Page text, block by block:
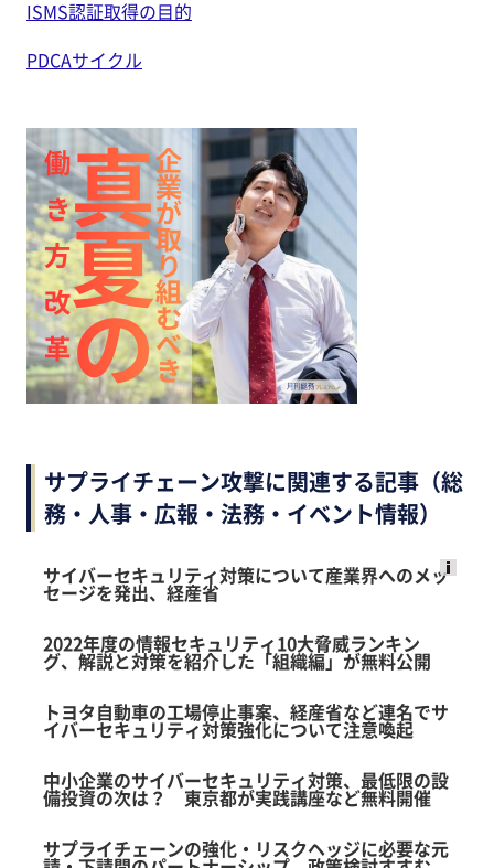
ISMS認証取得の目的
PDCAサイクル
サプライチェーン攻撃に関連する記事（総
務・人事・広報・法務・イベント情報）
サイバーセキュリティ対策について産業界へのメッ
セージを発出、経産省
2022年度の情報セキュリティ10大脅威ランキン
グ、解説と対策を紹介した「組織編」が無料公開
トヨタ自動車の工場停止事案、経産省など連名でサ
イバーセキュリティ対策強化について注意喚起
中小企業のサイバーセキュリティ対策、最低限の設
備投資の次は？ 東京都が実践講座など無料開催
サプライチェーンの強化・リスクヘッジに必要な元